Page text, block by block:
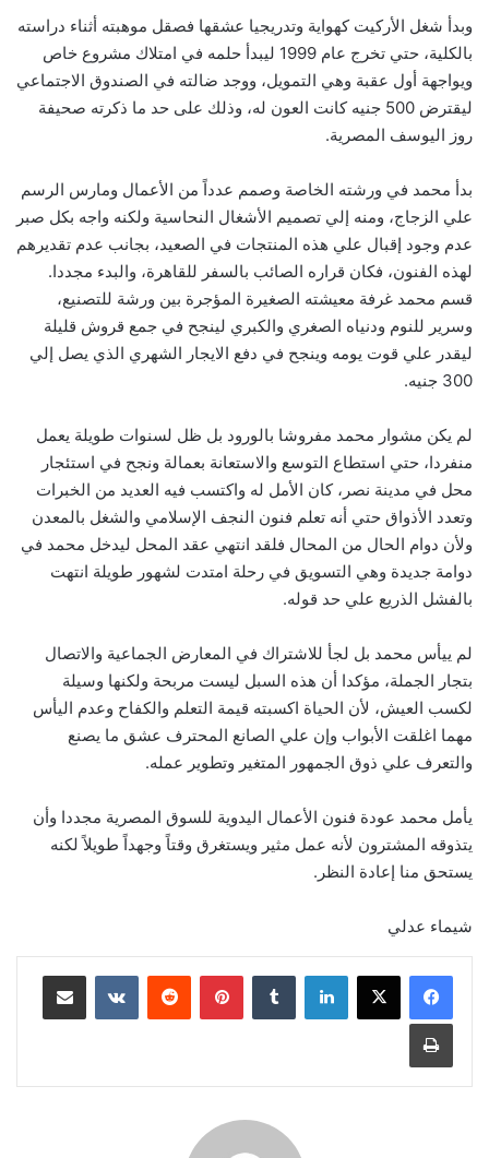
وبدأ شغل الأركيت كهواية وتدريجيا عشقها فصقل موهبته أثناء دراسته
بالكلية، حتي تخرج عام 1999 ليبدأ حلمه في امتلاك مشروع خاص
ويواجهة أول عقبة وهي التمويل، ووجد ضالته في الصندوق الاجتماعي
ليقترض 500 جنيه كانت العون له، وذلك على حد ما ذكرته صحيفة
روز اليوسف المصرية.
بدأ محمد في ورشته الخاصة وصمم عدداً من الأعمال ومارس الرسم
علي الزجاج، ومنه إلي تصميم الأشغال النحاسية ولكنه واجه بكل صبر
عدم وجود إقبال علي هذه المنتجات في الصعيد، بجانب عدم تقديرهم
لهذه الفنون، فكان قراره الصائب بالسفر للقاهرة، والبدء مجددا.
قسم محمد غرفة معيشته الصغيرة المؤجرة بين ورشة للتصنيع،
وسرير للنوم ودنياه الصغري والكبري لينجح في جمع قروش قليلة
ليقدر علي قوت يومه وينجح في دفع الايجار الشهري الذي يصل إلي
300 جنيه.
لم يكن مشوار محمد مفروشا بالورود بل ظل لسنوات طويلة يعمل
منفردا، حتي استطاع التوسع والاستعانة بعمالة ونجح في استئجار
محل في مدينة نصر، كان الأمل له واكتسب فيه العديد من الخبرات
وتعدد الأذواق حتي أنه تعلم فنون النجف الإسلامي والشغل بالمعدن
ولأن دوام الحال من المحال فلقد انتهي عقد المحل ليدخل محمد في
دوامة جديدة وهي التسويق في رحلة امتدت لشهور طويلة انتهت
بالفشل الذريع علي حد قوله.
لم ييأس محمد بل لجأ للاشتراك في المعارض الجماعية والاتصال
بتجار الجملة، مؤكدا أن هذه السبل ليست مربحة ولكنها وسيلة
لكسب العيش، لأن الحياة اكسبته قيمة التعلم والكفاح وعدم اليأس
مهما اغلقت الأبواب وإن علي الصانع المحترف عشق ما يصنع
والتعرف علي ذوق الجمهور المتغير وتطوير عمله.
يأمل محمد عودة فنون الأعمال اليدوية للسوق المصرية مجددا وأن
يتذوقه المشترون لأنه عمل مثير ويستغرق وقتاً وجهداً طويلاً لكنه
يستحق منا إعادة النظر.
شيماء عدلي
لينكدإن بينتيريست